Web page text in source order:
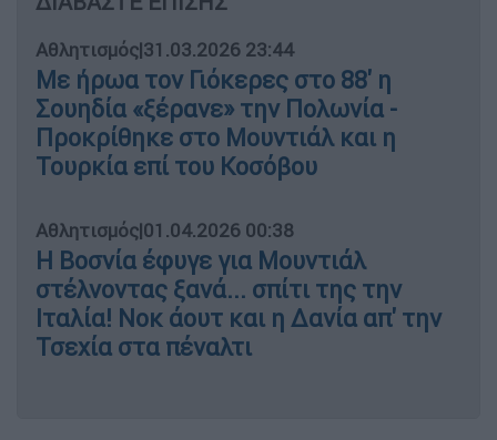
Αθλητισμός|31.03.2026 23:44
Με ήρωα τον Γιόκερες στο 88' η
Σουηδία «ξέρανε» την Πολωνία -
Προκρίθηκε στο Μουντιάλ και η
Τουρκία επί του Κοσόβου
Αθλητισμός|01.04.2026 00:38
Η Βοσνία έφυγε για Μουντιάλ
στέλνοντας ξανά... σπίτι της την
Ιταλία! Νοκ άουτ και η Δανία απ' την
Τσεχία στα πέναλτι